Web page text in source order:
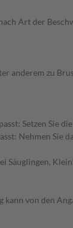
Art der
anderem zu
Setzen Sie
Nehmen
Säuglingen,
von den